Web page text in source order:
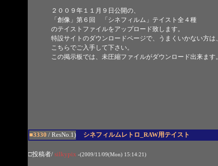
２００９年１１月９日公開の、
「創像」第６回 「シネフィルム」テイスト全４種
のテイストファイルをアップロード致します。
特設サイトのダウンロードページで、うまくいかない方は
こちらでご入手して下さい。
この掲示板では、未圧縮ファイルがダウンロード出来ます
■3330 / ResNo.1) シネフィルムレトロ_RAW用テイスト
□投稿者/ silkypix -(2009/11/09(Mon) 15:14:21)